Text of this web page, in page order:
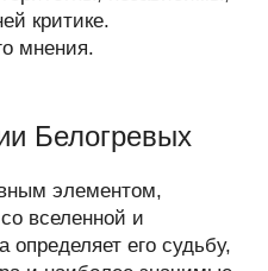
критике.
мнения.
Белогревых
элементом,
вселенной и
его судьбу,